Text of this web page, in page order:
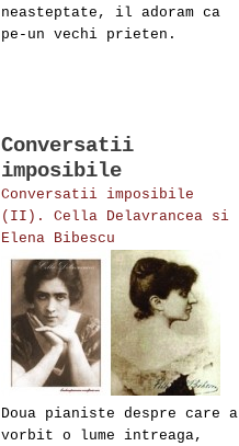
neasteptate, il adoram ca
pe-un vechi prieten.
Conversatii
imposibile
Conversatii imposibile
(II). Cella Delavrancea si
Elena Bibescu
Doua pianiste despre care a
vorbit o lume intreaga,